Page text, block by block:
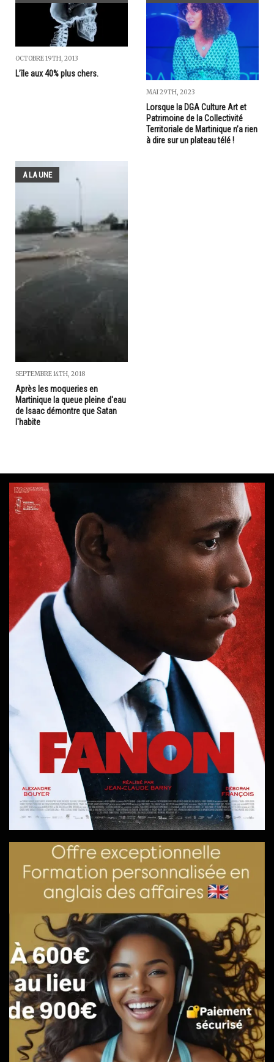
OCTOBRE 19TH, 2013
L’île aux 40% plus chers.
MAI 29TH, 2023
Lorsque la DGA Culture Art et
Patrimoine de la Collectivité
Territoriale de Martinique n’a rien
à dire sur un plateau télé !
A LA UNE
SEPTEMBRE 14TH, 2018
Après les moqueries en
Martinique la queue pleine d'eau
de Isaac démontre que Satan
l'habite